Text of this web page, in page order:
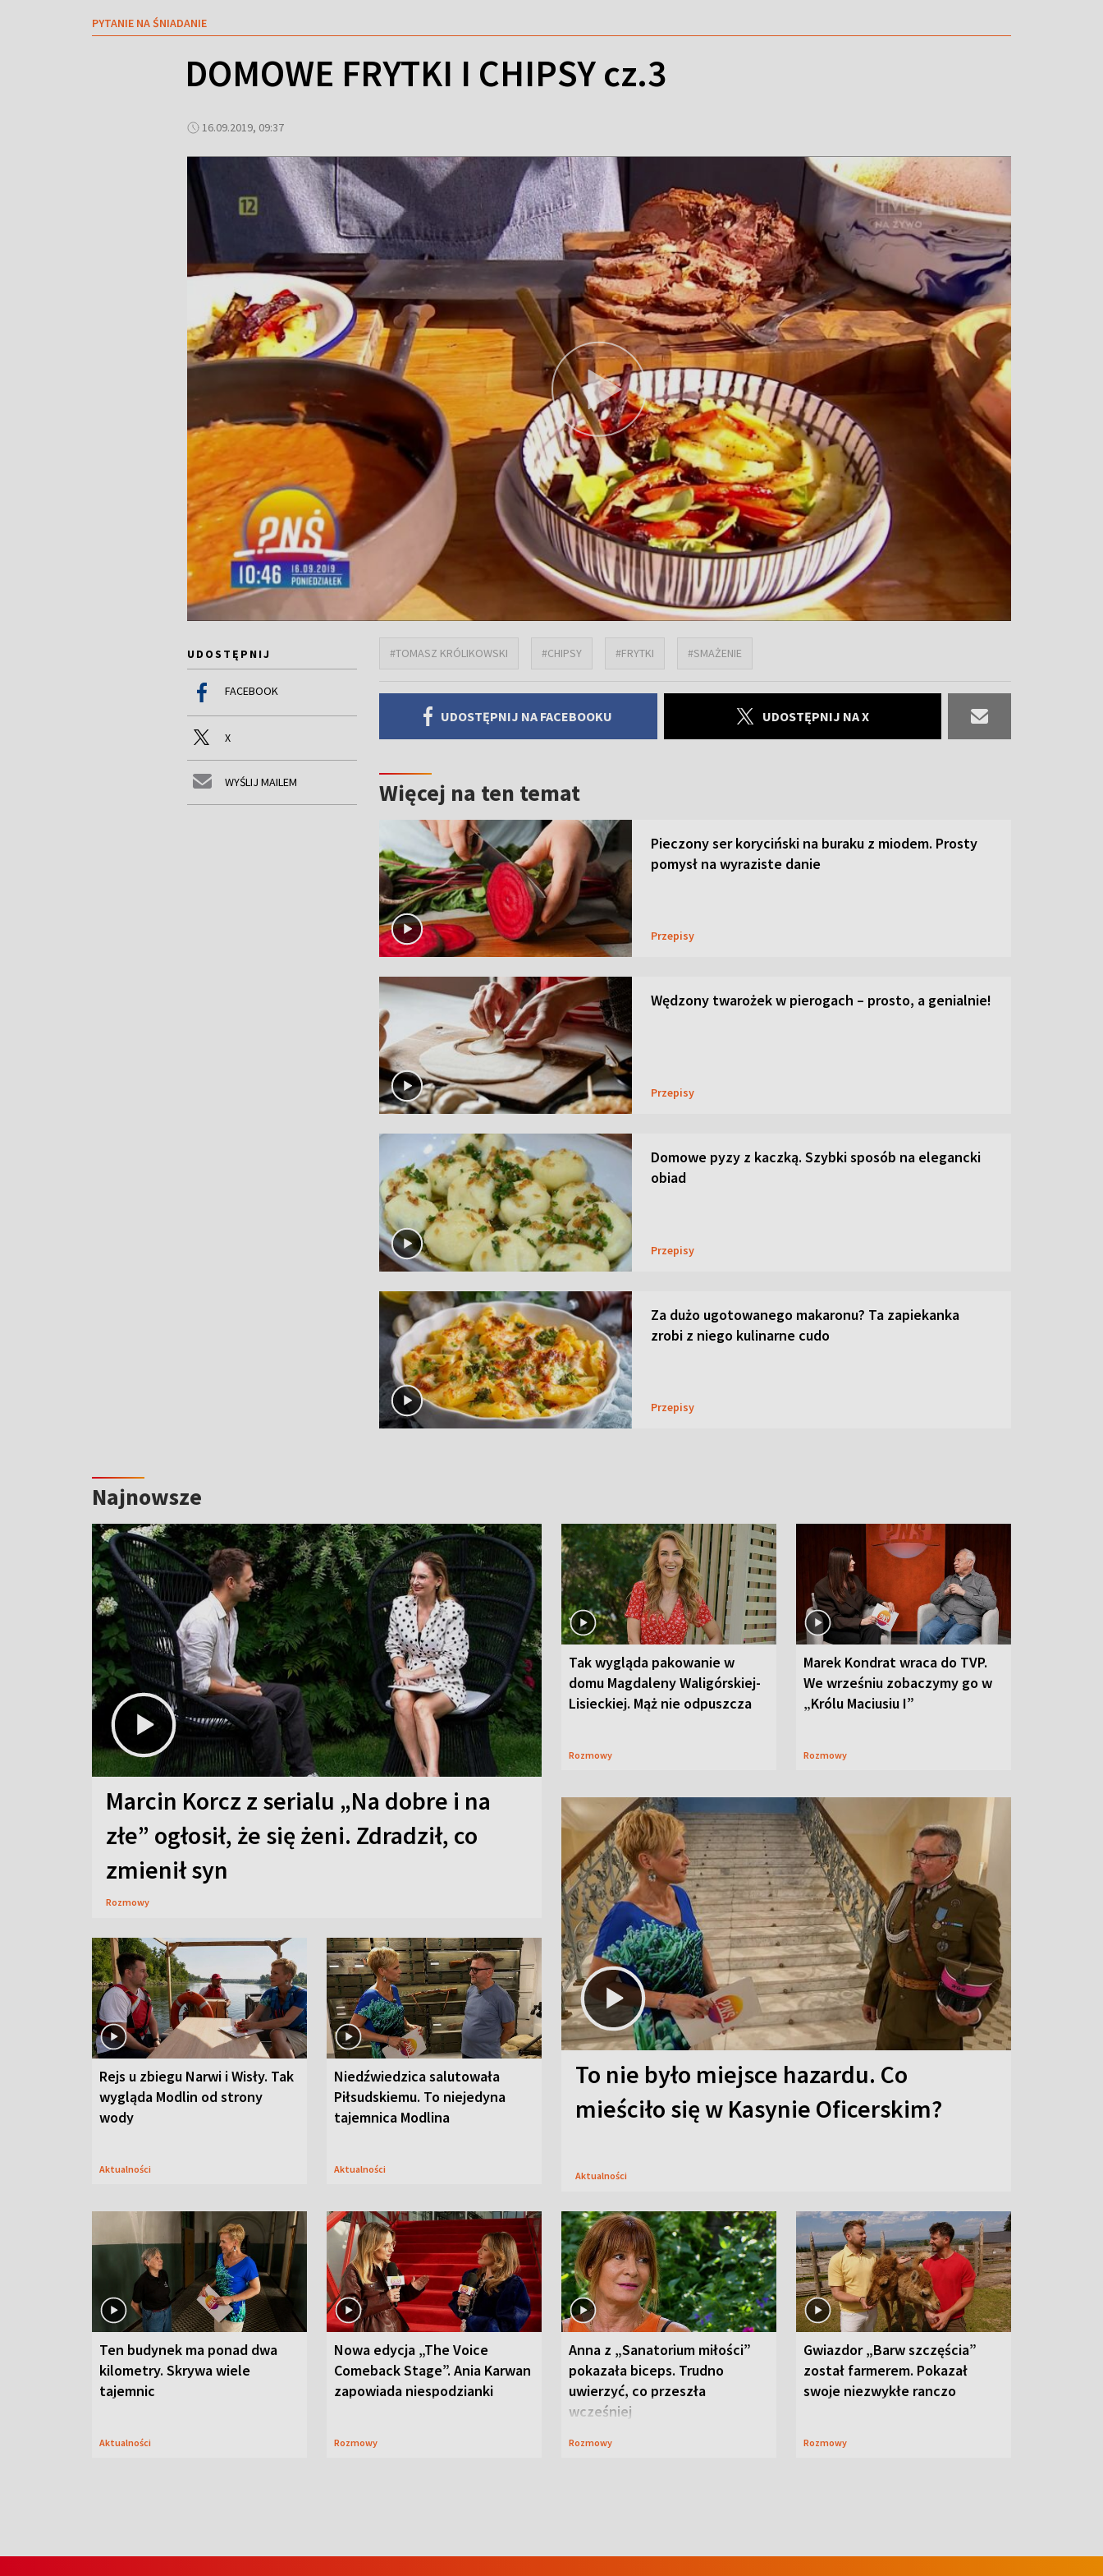
PYTANIE NA ŚNIADANIE
DOMOWE FRYTKI I CHIPSY cz.3
16.09.2019, 09:37
UDOSTĘPNIJ
FACEBOOK
X
WYŚLIJ MAILEM
#TOMASZ KRÓLIKOWSKI #CHIPSY #FRYTKI #SMAŻENIE
UDOSTĘPNIJ NA FACEBOOKU UDOSTĘPNIJ NA X
Więcej na ten temat
Pieczony ser koryciński na buraku z miodem. Prosty
pomysł na wyraziste danie
Przepisy
Wędzony twarożek w pierogach – prosto, a genialnie!
Przepisy
Domowe pyzy z kaczką. Szybki sposób na elegancki
obiad
Przepisy
Za dużo ugotowanego makaronu? Ta zapiekanka
zrobi z niego kulinarne cudo
Przepisy
Najnowsze
Marcin Korcz z serialu „Na dobre i na
złe” ogłosił, że się żeni. Zdradził, co
zmienił syn
Rozmowy
Tak wygląda pakowanie w
domu Magdaleny Waligórskiej-
Lisieckiej. Mąż nie odpuszcza
Rozmowy
Marek Kondrat wraca do TVP.
We wrześniu zobaczymy go w
„Królu Maciusiu I”
Rozmowy
Rejs u zbiegu Narwi i Wisły. Tak
wygląda Modlin od strony
wody
Aktualności
Niedźwiedzica salutowała
Piłsudskiemu. To niejedyna
tajemnica Modlina
Aktualności
To nie było miejsce hazardu. Co
mieściło się w Kasynie Oficerskim?
Aktualności
Ten budynek ma ponad dwa
kilometry. Skrywa wiele
tajemnic
Aktualności
Nowa edycja „The Voice
Comeback Stage”. Ania Karwan
zapowiada niespodzianki
Rozmowy
Anna z „Sanatorium miłości”
pokazała biceps. Trudno
uwierzyć, co przeszła
wcześniej
Rozmowy
Gwiazdor „Barw szczęścia”
został farmerem. Pokazał
swoje niezwykłe ranczo
Rozmowy